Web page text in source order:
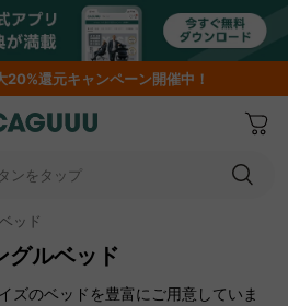
還元キャンペーン開催中！
ンをタップ
ッド
グルベッド
ズのベッドを豊富にご用意していま